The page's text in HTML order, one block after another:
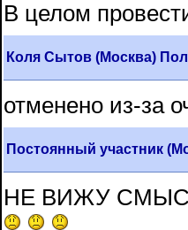
В целом
Коля Сытов (Москва)
отменено из-за
Постоянный участник
НЕ ВИЖУ